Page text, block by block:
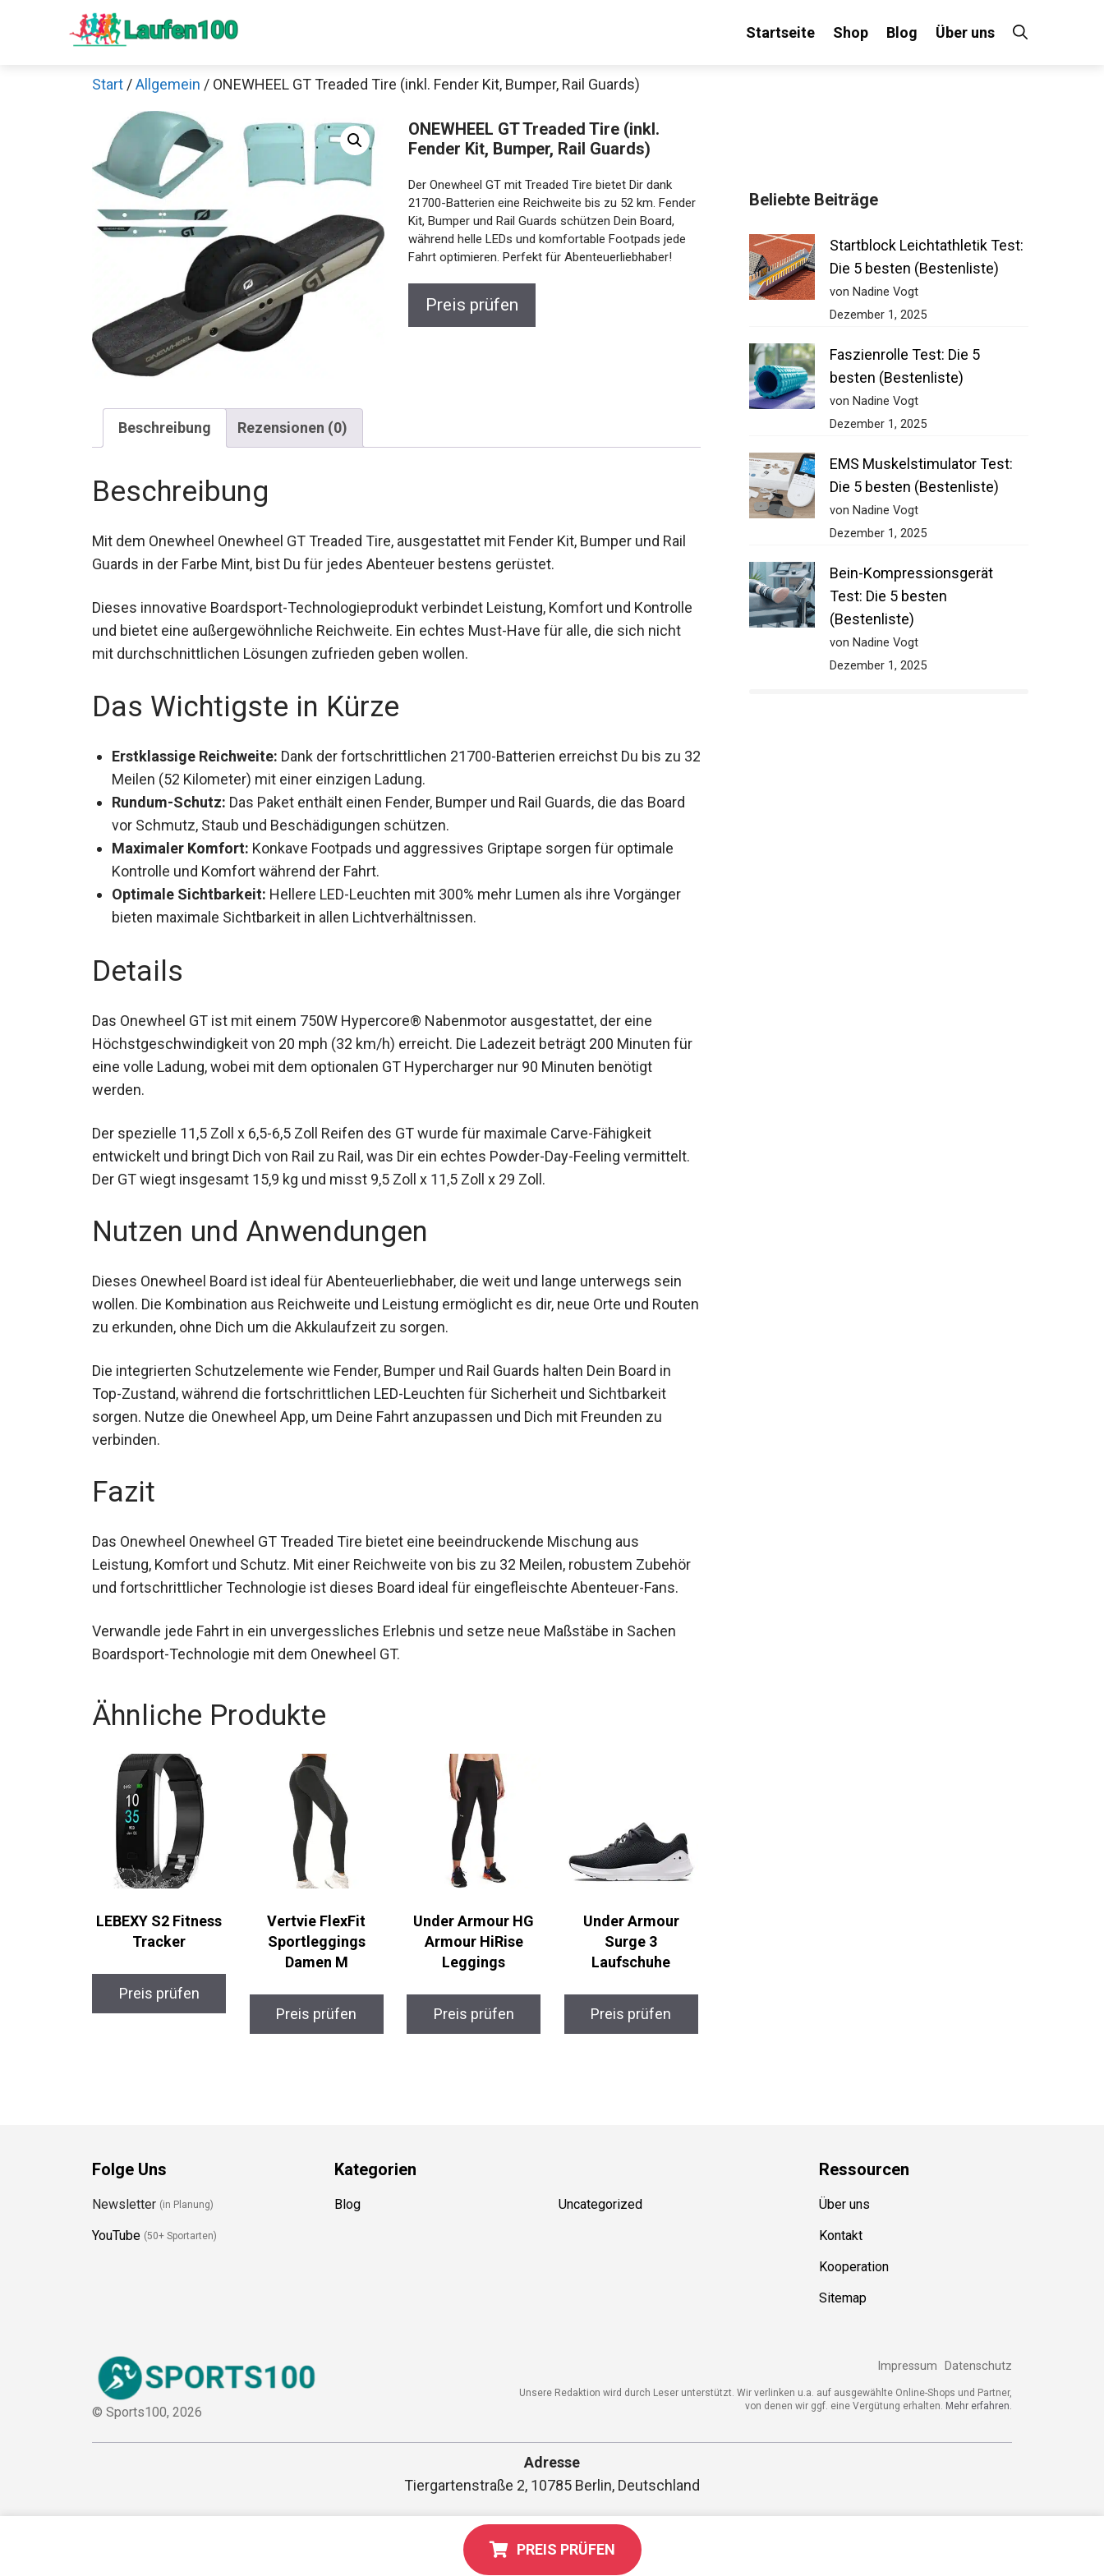
Startseite Shop Blog Über uns
Start /Allgemein / ONEWHEEL GT Treaded Tire (inkl. Fender Kit, Bumper, Rail Guards)
ONEWHEEL GT Treaded Tire (inkl.
Fender Kit, Bumper, Rail Guards)
Der Onewheel GT mit Treaded Tire bietet Dir dank
21700-Batterien eine Reichweite bis zu 52 km. Fender
Kit, Bumper und Rail Guards schützen Dein Board,
während helle LEDs und komfortable Footpads jede
Fahrt optimieren. Perfekt für Abenteuerliebhaber!
Preis prüfen
Beschreibung Rezensionen (0)
Beschreibung
Mit dem Onewheel Onewheel GT Treaded Tire, ausgestattet mit Fender Kit, Bumper und Rail
Guards in der Farbe Mint, bist Du für jedes Abenteuer bestens gerüstet.
Dieses innovative Boardsport-Technologieprodukt verbindet Leistung, Komfort und
Kontrolle und bietet eine außergewöhnliche Reichweite. Ein echtes Must-Have für alle, die
sich nicht mit durchschnittlichen Lösungen zufrieden geben wollen.
Das Wichtigste in Kürze
Erstklassige Reichweite: Dank der fortschrittlichen 21700-Batterien erreichst Du bis zu
32 Meilen (52 Kilometer) mit einer einzigen Ladung.
Rundum-Schutz: Das Paket enthält einen Fender, Bumper und Rail Guards, die das Board
vor Schmutz, Staub und Beschädigungen schützen.
Maximaler Komfort: Konkave Footpads und aggressives Griptape sorgen für optimale
Kontrolle und Komfort während der Fahrt.
Optimale Sichtbarkeit: Hellere LED-Leuchten mit 300% mehr Lumen als ihre Vorgänger
bieten maximale Sichtbarkeit in allen Lichtverhältnissen.
Details
Das Onewheel GT ist mit einem 750W Hypercore® Nabenmotor ausgestattet, der eine
Höchstgeschwindigkeit von 20 mph (32 km/h) erreicht. Die Ladezeit beträgt 200 Minuten
für eine volle Ladung, wobei mit dem optionalen GT Hypercharger nur 90 Minuten benötigt
werden.
Der spezielle 11,5 Zoll x 6,5-6,5 Zoll Reifen des GT wurde für maximale Carve-Fähigkeit
entwickelt und bringt Dich von Rail zu Rail, was Dir ein echtes Powder-Day-Feeling vermittelt.
Der GT wiegt insgesamt 15,9 kg und misst 9,5 Zoll x 11,5 Zoll x 29 Zoll.
Nutzen und Anwendungen
Dieses Onewheel Board ist ideal für Abenteuerliebhaber, die weit und lange unterwegs sein
wollen. Die Kombination aus Reichweite und Leistung ermöglicht es dir, neue Orte und
Routen zu erkunden, ohne Dich um die Akkulaufzeit zu sorgen.
Die integrierten Schutzelemente wie Fender, Bumper und Rail Guards halten Dein Board in
Top-Zustand, während die fortschrittlichen LED-Leuchten für Sicherheit und Sichtbarkeit
sorgen. Nutze die Onewheel App, um Deine Fahrt anzupassen und Dich mit Freunden zu
verbinden.
Fazit
Das Onewheel Onewheel GT Treaded Tire bietet eine beeindruckende Mischung aus
Leistung, Komfort und Schutz. Mit einer Reichweite von bis zu 32 Meilen, robustem Zubehör
und fortschrittlicher Technologie ist dieses Board ideal für eingefleischte Abenteuer-Fans.
Verwandle jede Fahrt in ein unvergessliches Erlebnis und setze neue Maßstäbe in Sachen
Boardsport-Technologie mit dem Onewheel GT.
Ähnliche Produkte
LEBEXY S2 Fitness
Tracker
Preis prüfen
Vertvie FlexFit
Sportleggings
Damen M
Preis prüfen
Under Armour HG
Armour HiRise
Leggings
Preis prüfen
Under Armour
Surge 3
Laufschuhe
Preis prüfen
PREIS PRÜFEN
Beliebte Beiträge
Startblock Leichtathletik Test:
Die 5 besten (Bestenliste)
von Nadine Vogt
Dezember 1, 2025
Faszienrolle Test: Die 5
besten (Bestenliste)
von Nadine Vogt
Dezember 1, 2025
EMS Muskelstimulator Test:
Die 5 besten (Bestenliste)
von Nadine Vogt
Dezember 1, 2025
Bein-Kompressionsgerät
Test: Die 5 besten
(Bestenliste)
von Nadine Vogt
Dezember 1, 2025
Folge Uns
Newsletter(in Planung)
YouTube (50+ Sportarten)
Kategorien
Blog Uncategorized
Ressourcen
Über uns
Kontakt
Kooperation
Sitemap
© Sports100, 2026
Impressum Datenschutz
Unsere Redaktion wird durch Leser unterstützt. Wir verlinken u.a. auf ausgewählte Online-Shops und Partner,
von denen wir ggf. eine Vergütung erhalten. Mehr erfahren.
Adresse
Tiergartenstraße 2, 10785 Berlin, Deutschland
Jetzt anschauen